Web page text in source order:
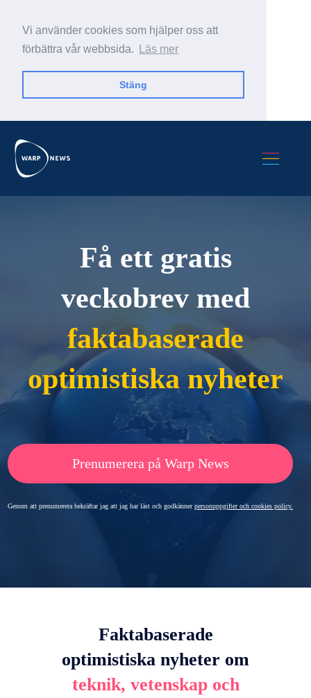
Vi använder cookies som hjälper oss att
förbättra vår webbsida.
Läs mer
Stäng
Få ett gratis
veckobrev med
faktabaserade
optimistiska nyheter
Prenumerera på Warp News
Genom att prenumerera bekräftar jag att jag har läst och godkännerpersonuppgifter och cookies policy.
Faktabaserade
optimistiska nyheter om
teknik, vetenskap och